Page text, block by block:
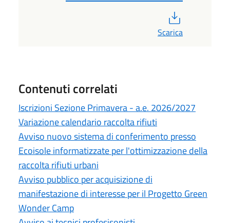
Scarica
Contenuti correlati
Iscrizioni Sezione Primavera - a.e. 2026/2027
Variazione calendario raccolta rifiuti
Avviso nuovo sistema di conferimento presso
Ecoisole informatizzate per l'ottimizzazione della
raccolta rifiuti urbani
Avviso pubblico per acquisizione di
manifestazione di interesse per il Progetto Green
Wonder Camp